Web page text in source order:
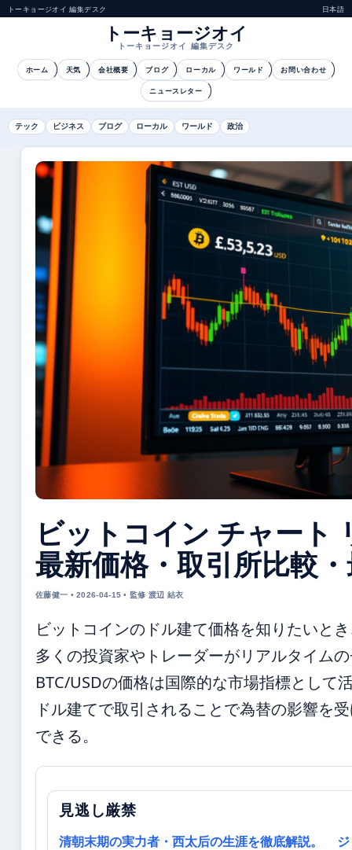
トーキョージオイ 編集デスク 日本語
トーキョージオイ
トーキョージオイ 編集デスク
ホーム 天気 会社概要 ブログ ローカル ワールド お問い合わせ
ニュースレター
テック ビジネス ブログ ローカル ワールド 政治
ビットコイン チャート
最新価格・取引所比較
佐藤健一 • 2026-04-15 • 監修 渡辺 結衣
ビットコインのドル建て価格を知りたいと
多くの投資家やトレーダーがリアルタイム
BTC/USDの価格は国際的な市場指標として
ドル建てで取引されることで為替の影響を
できる。
見逃し厳禁
清朝末期の実力者・西太后の生涯を徹底解説。